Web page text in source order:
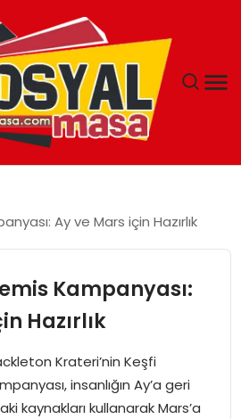
Ay ve Mars için Hazırlık
Kampanyası:
Hazırlık
Krateri’nin Keşfi
insanlığın Ay’a geri
kaynakları kullanarak Mars’a